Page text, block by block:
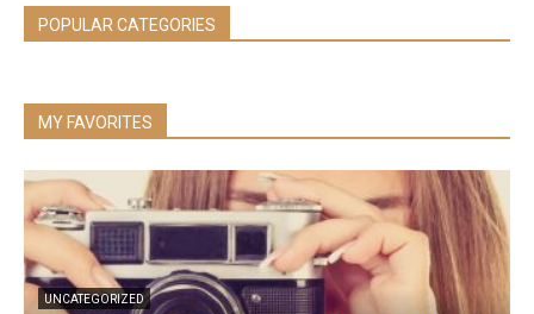
POPULAR CATEGORIES
MY FAVORITES
UNCATEGORIZED